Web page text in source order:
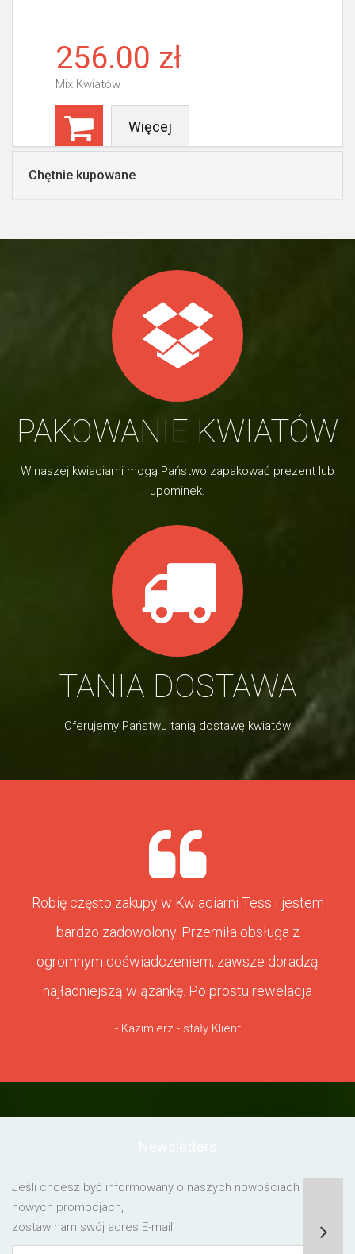
256.00 zł
Mix Kwiatów
Więcej
Chętnie kupowane
PAKOWANIE KWIATÓW
W naszej kwiaciarni mogą Państwo zapakować prezent lub
upominek.
TANIA DOSTAWA
Oferujemy Państwu tanią dostawę kwiatów
Robię często zakupy w Kwiaciarni Tess i jestem
bardzo zadowolony. Przemiła obsługa z
ogromnym doświadczeniem, zawsze doradzą
najładniejszą wiązankę. Po prostu rewelacja
- Kazimierz - stały Klient
Jeśli chcesz być informowany o naszych nowościach lub o
nowych promocjach,
zostaw nam swój adres E-mail